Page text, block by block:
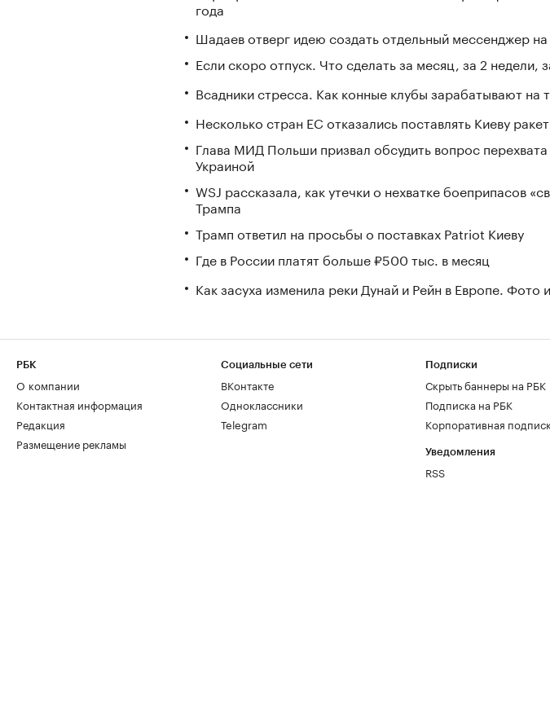
года
Шадаев отверг идею создать отдельный мессенджер на
Если скоро отпуск. Что сделать за месяц, за 2 недели,
Всадники стресса. Как конные клубы зарабатывают на
Несколько стран ЕС отказались поставлять Киеву
Глава МИД Польши призвал обсудить вопрос перехвата
Украиной
WSJ рассказала, как утечки о нехватке боеприпасов
Трампа
Трамп ответил на просьбы о поставках Patriot Киеву
Где в России платят больше ₽500 тыс. в месяц
Как засуха изменила реки Дунай и Рейн в Европе. Фото
РБК
О компании
Контактная информация
Редакция
Размещение рекламы
Социальные сети
ВКонтакте
Одноклассники
Telegram
Подписки
Скрыть баннеры на РБК
Подписка на РБК
Корпоративная
Уведомления
RSS